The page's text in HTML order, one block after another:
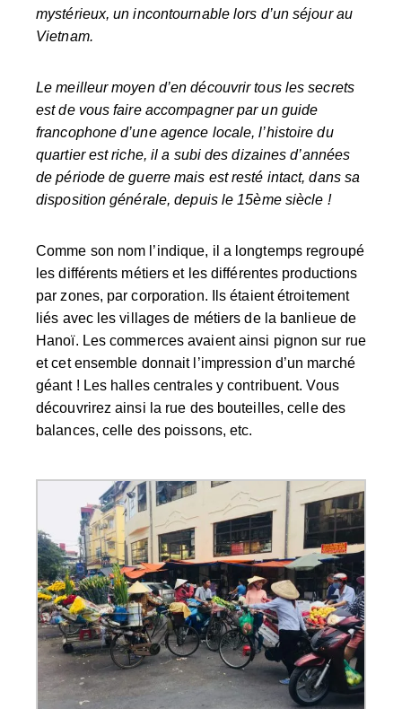
mystérieux, un incontournable lors d’un séjour au
Vietnam.
Le meilleur moyen d’en découvrir tous les secrets
est de vous faire accompagner par un guide
francophone d’une agence locale, l’histoire du
quartier est riche, il a subi des dizaines d’années
de période de guerre mais est resté intact, dans sa
disposition générale, depuis le 15ème siècle !
Comme son nom l’indique, il a longtemps regroupé
les différents métiers et les différentes productions
par zones, par corporation. Ils étaient étroitement
liés avec les villages de métiers de la banlieue de
Hanoï. Les commerces avaient ainsi pignon sur rue
et cet ensemble donnait l’impression d’un marché
géant ! Les halles centrales y contribuent. Vous
découvrirez ainsi la rue des bouteilles, celle des
balances, celle des poissons, etc.